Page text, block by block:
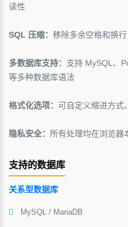
读性
SQL 压缩： 移除多余空格和换
多数据库支持： 支持 MySQL、
等多种数据库语法
格式化选项： 可自定义缩进方式
隐私安全： 所有处理均在浏览器
支持的数据库
关系型数据库
MySQL / MariaDB